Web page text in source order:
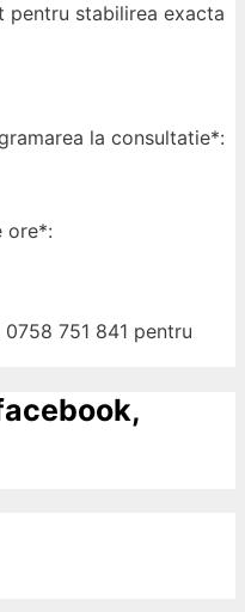
stabilirea exacta
la consultatie*:
ore*:
751 841 pentru